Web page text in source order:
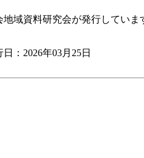
域資料研究会が発行していま
日：2026年03月25日